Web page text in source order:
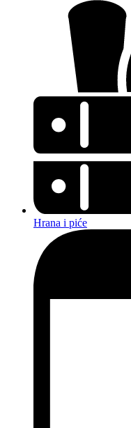
Hrana i piće